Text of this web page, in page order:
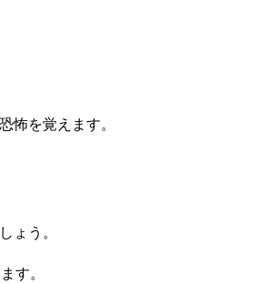
怖を覚えます。
ょう。
す。